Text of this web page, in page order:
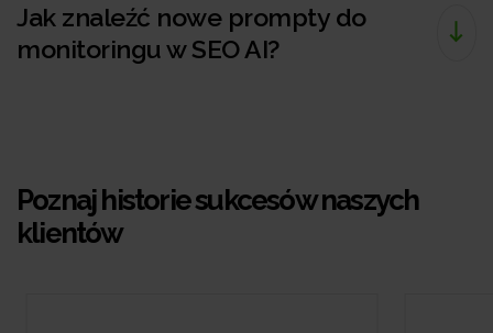
Jak znaleźć nowe prompty do
monitoringu w SEO AI?
Poznaj historie sukcesów naszych
klientów